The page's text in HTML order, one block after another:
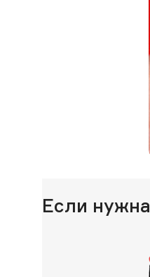
Если